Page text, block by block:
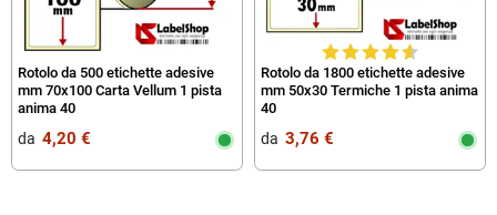
Rotolo da 500 etichette adesive
mm 70x100 Carta Vellum 1 pista
anima 40
da‎ ‎ 4,20 €
Rotolo da 1800 etichette adesive
mm 50x30 Termiche 1 pista anima
40
da‎ ‎ 3,76 €